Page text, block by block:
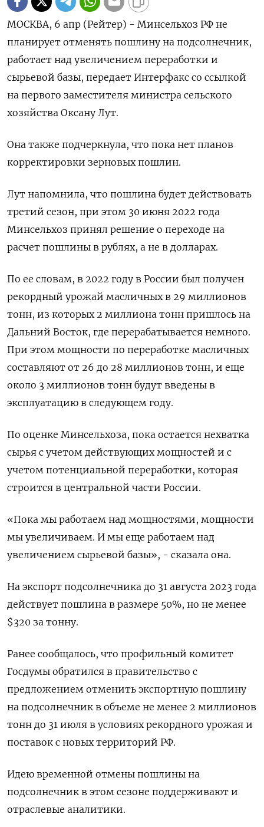
МОСКВА, 6 апр (Рейтер) - Минсельхоз РФ не
планирует отменять пошлину на подсолнечник,
работает над увеличением переработки и
сырьевой базы, передает Интерфакс со ссылкой
на первого заместителя министра сельского
хозяйства Оксану Лут.
Она также подчеркнула, что пока нет планов
корректировки зерновых пошлин.
Лут напомнила, что пошлина будет действовать
третий сезон, при этом 30 июня 2022 года
Минсельхоз принял решение о переходе на
расчет пошлины в рублях, а не в долларах.
По ее словам, в 2022 году в России был получен
рекордный урожай масличных в 29 миллионов
тонн, из которых 2 миллиона тонн пришлось на
Дальний Восток, где перерабатывается немного.
При этом мощности по переработке масличных
составляют от 26 до 28 миллионов тонн, и еще
около 3 миллионов тонн будут введены в
эксплуатацию в следующем году.
По оценке Минсельхоза, пока остается нехватка
сырья с учетом действующих мощностей и с
учетом потенциальной переработки, которая
строится в центральной части России.
«Пока мы работаем над мощностями, мощности
мы увеличиваем. И мы еще работаем над
увеличением сырьевой базы», - сказала она.
На экспорт подсолнечника до 31 августа 2023 года
действует пошлина в размере 50%, но не менее
$320 за тонну.
Ранее сообщалось, что профильный комитет
Госдумы обратился в правительство с
предложением отменить экспортную пошлину
на подсолнечник в объеме не менее 2 миллионов
тонн до 31 июля в условиях рекордного урожая и
поставок с новых территорий РФ.
Идею временной отмены пошлины на
подсолнечник в этом сезоне поддерживают и
отраслевые аналитики.